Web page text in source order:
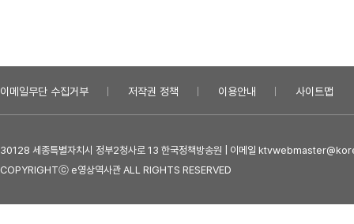
이메일무단 수집거부 저작권 정책 이용안내 사이트맵
30128 세종특별자치시 정부2청사로 13 한국정책방송원 | 이메일
COPYRIGHTⓒ e영상역사관 ALL RIGHTS RESERVED